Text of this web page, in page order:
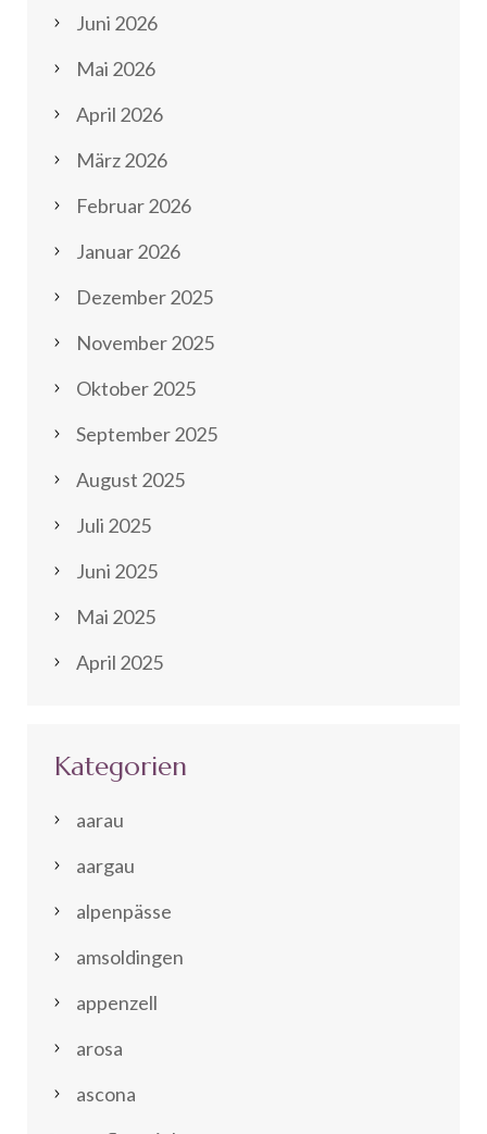
Juni 2026
Mai 2026
April 2026
März 2026
Februar 2026
Januar 2026
Dezember 2025
November 2025
Oktober 2025
September 2025
August 2025
Juli 2025
Juni 2025
Mai 2025
April 2025
Kategorien
aarau
aargau
alpenpässe
amsoldingen
appenzell
arosa
ascona